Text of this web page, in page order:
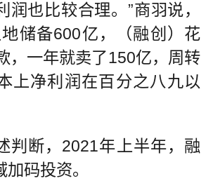
润也比较合理。”商羽说，
储备600亿，（融创）花
，一年就卖了150亿，周转
上净利润在百分之八九以
判断，2021年上半年，融
码投资。